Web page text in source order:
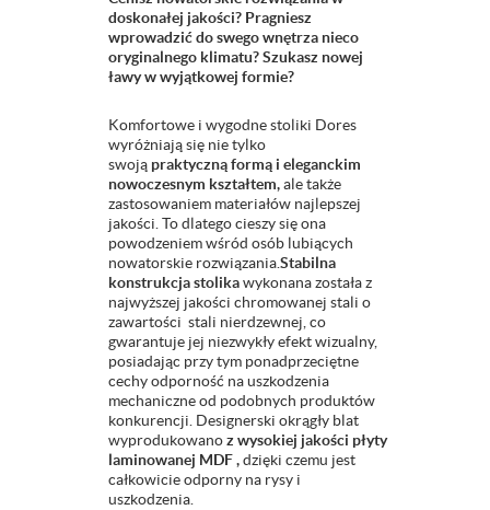
doskonałej jakości? Pragniesz
wprowadzić do swego wnętrza nieco
oryginalnego klimatu? Szukasz nowej
ławy w wyjątkowej formie?
Komfortowe i wygodne stoliki Dores
wyróżniają się nie tylko
swoją praktyczną formą i eleganckim
nowoczesnym kształtem,ale także
zastosowaniem materiałów najlepszej
jakości. To dlatego cieszy się ona
powodzeniem wśród osób lubiących
nowatorskie rozwiązania.Stabilna
konstrukcja stolikawykonana została z
najwyższej jakości chromowanej stali o
zawartości stali nierdzewnej, co
gwarantuje jej niezwykły efekt wizualny,
posiadając przy tym ponadprzeciętne
cechy odporność na uszkodzenia
mechaniczne od podobnych produktów
konkurencji. Designerski okrągły blat
wyprodukowanoz wysokiej jakości płyty
laminowanej MDF ,dzięki czemu jest
całkowicie odporny na rysy i
uszkodzenia.